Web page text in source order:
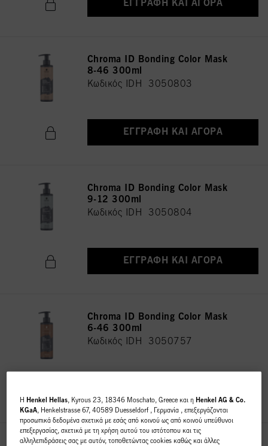
ΕΓΓΡΑΦΉ ΚΑΙ ΑΓΟΡΆ
Chroma ID Bonding Color Mask
8-46 300ml
Κωδικός IDH 3050803
ΕΓΓΡΑΦΉ ΚΑΙ ΑΓΟΡΆ
Chroma ID Bonding Color Mask
9-12 300ml
Κωδικός IDH 3050804
ΕΓΓΡΑΦΉ ΚΑΙ ΑΓΟΡΆ
Chroma ID Bonding Color Mask
6-46 300ml
Κωδικός IDH 3050757
H Henkel Hellas, Kyrous 23, 18346 Moschato, Greece και η Henkel AG & Co.
KGaA, Henkelstrasse 67, 40589 Duesseldorf , Γερμανία , επεξεργάζονται
προσωπικά δεδομένα σχετικά με εσάς από κοινού ως από κοινού υπεύθυνοι
επεξεργασίας, σχετικά με τη χρήση αυτού του ιστότοπου και τις
αλληλεπιδράσεις σας με αυτόν, τοποθετώντας cookies καθώς και άλλες